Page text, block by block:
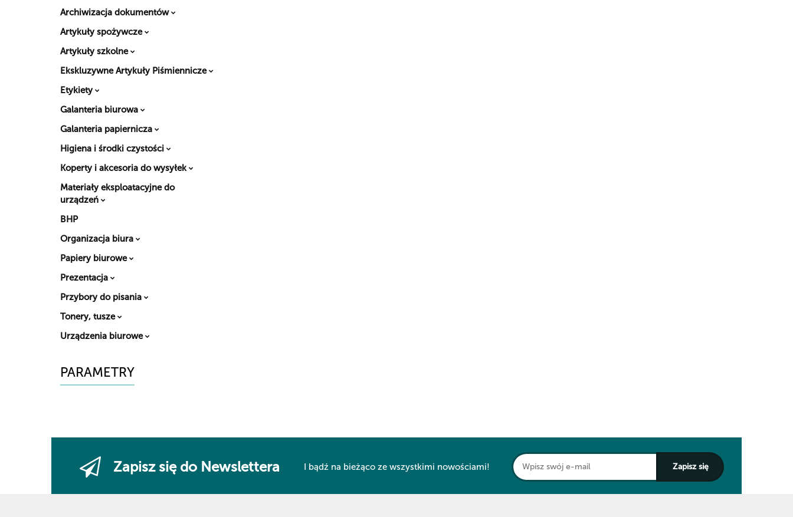
Archiwizacja dokumentów
Artykuły spożywcze
Artykuły szkolne
Ekskluzywne Artykuły Piśmiennicze
Etykiety
Galanteria biurowa
Galanteria papiernicza
Higiena i środki czystości
Koperty i akcesoria do wysyłek
Materiały eksploatacyjne do
urządzeń
BHP
Organizacja biura
Papiery biurowe
Prezentacja
Przybory do pisania
Tonery, tusze
Urządzenia biurowe
PARAMETRY
Zapisz się do Newslettera I bądź na bieżąco ze wszystkimi nowościami!